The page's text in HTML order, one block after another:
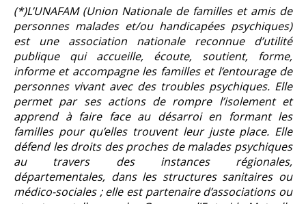
(*)L’UNAFAM (Union Nationale de familles et amis de
personnes malades et/ou handicapées psychiques)
est une association nationale reconnue d’utilité
publique qui accueille, écoute, soutient, forme,
informe et accompagne les familles et l’entourage de
personnes vivant avec des troubles psychiques. Elle
permet par ses actions de rompre l’isolement et
apprend à faire face au désarroi en formant les
familles pour qu’elles trouvent leur juste place. Elle
défend les droits des proches de malades psychiques
au travers des instances régionales,
départementales, dans les structures sanitaires ou
médico-sociales ; elle est partenaire d’associations ou